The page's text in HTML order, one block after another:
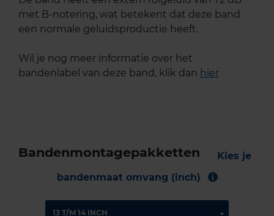
met B-notering, wat betekent dat deze band
een normale geluidsproductie heeft.
Wil je nog meer informatie over het
bandenlabel van deze band, klik dan hier
Bandenmontagepakketten
Kies je
bandenmaat omvang (inch)